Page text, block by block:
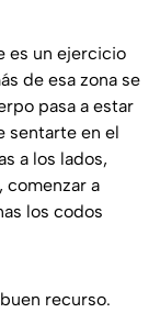
es un ejercicio
de esa zona se
pasa a estar
sentarte en el
a los lados,
comenzar a
los codos
recurso.